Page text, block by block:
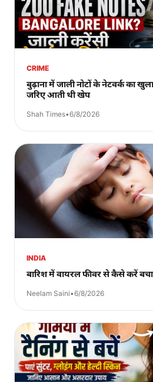
CRIME
बुढ़ाना में जाली नोटों के नेटवर्क का
जरिए आती थी खेप
Shah Times•6/8/2026
INDIA
बारिश में वायरल फीवर से कैसे करें
Neelam Saini•6/8/2026